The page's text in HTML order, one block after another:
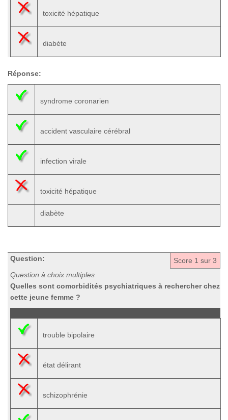
toxicité hépatique
diabète
Réponse:
syndrome coronarien
accident vasculaire cérébral
infection virale
toxicité hépatique
diabète
Score 1 sur 3
Question:
Question à choix multiples
Quelles sont comorbidités psychiatriques à rechercher chez
cette jeune femme ?
trouble bipolaire
état délirant
schizophrénie